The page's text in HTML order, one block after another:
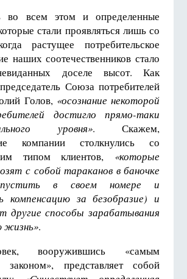
во всем этом и определенные
стали проявляться лишь со
растущее потребительское
наших соотечественников стало
доселе высот. Как
Союза потребителей
Голов, «осознание некоторой
достигло прямо-таки
уровня». Скажем,
компании столкнулись со
типом клиентов, «которые
с собой тараканов в баночке
в своем номере и
компенсацию за безобразие) и
другие способы зарабатывания
жизнь».
вооружившись «самым
представляет собой